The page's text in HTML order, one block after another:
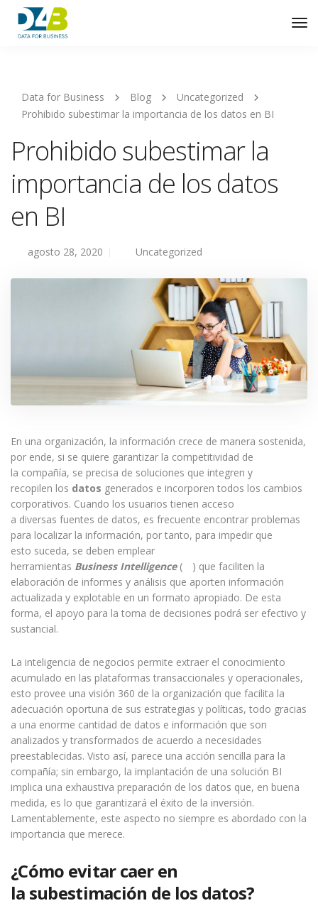
Data for Business Blog
Uncategorized
Prohibido subestimar la importancia de los datos en BI
Prohibido subestimar la
importancia de los datos
en BI
agosto 28, 2020 Uncategorized
En una organización, la información crece de manera sostenida,
por ende, si se quiere garantizar la competitividad de
la compañía, se precisa de soluciones que integren y
recopilen los datos generados e incorporen todos los cambios
corporativos. Cuando los usuarios tienen acceso
a diversas fuentes de datos, es frecuente encontrar problemas
para localizar la información, por tanto, para impedir que
esto suceda, se deben emplear
herramientas Business Intelligence(
) que faciliten la
elaboración de informes y análisis que aporten información
actualizada y explotable en un formato apropiado. De esta
forma, el apoyo para la toma de decisiones podrá ser efectivo y
sustancial.
La inteligencia de negocios permite extraer el conocimiento
acumulado en las plataformas transaccionales y operacionales,
esto provee una visión 360 de la organización que facilita la
adecuación oportuna de sus estrategias y políticas, todo gracias
a una enorme cantidad de datos e información que son
analizados y transformados de acuerdo a necesidades
preestablecidas. Visto así, parece una acción sencilla para la
compañía; sin embargo, la implantación de una solución BI
implica una exhaustiva preparación de los datos que, en buena
medida, es lo que garantizará el éxito de la inversión.
Lamentablemente, este aspecto no siempre es abordado con la
importancia que merece.
¿Cómo evitar caer en
la subestimación de los datos?